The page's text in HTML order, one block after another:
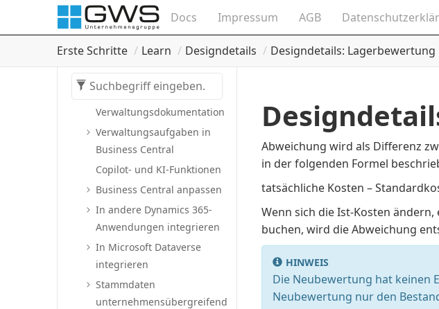
Docs Impressum AGB
Erste Schritte Learn Designdetails Designdetails: Lagerbewertung
Sicherheit, Compliance und
Datenschutz
Entwicklung und Verwaltung
Erste Schritte mit der
Entwicklungs- und
Verwaltungsdokumentation
Verwaltungsaufgaben in
Business Central
Copilot- und KI-Funktionen
Business Central anpassen
In andere Dynamics 365-
Anwendungen integrieren
In Microsoft Dataverse
integrieren
Stammdaten
unternehmensübergreifend
Abweichung wird als Differenz
in der folgenden Formel
tatsächliche Kosten –
Wenn sich die Ist-Kosten
buchen, wird die Abweichung
HINWEIS
Die Neubewertung hat keinen
Neubewertung nur den